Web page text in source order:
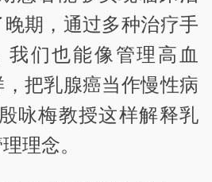
期，通过多种治疗手
我们也能像管理高血
把乳腺癌当作慢性病
咏梅教授这样解释乳
理念。